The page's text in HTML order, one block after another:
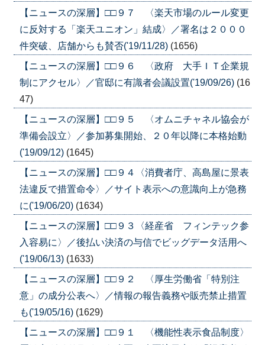
【ニュースの深層】□□９７ 〈楽天市場のルール変更
に反対する「楽天ユニオン」結成〉／署名は２０００
件突破、店舗からも賛否('19/11/28) (1656)
【ニュースの深層】□□９６ 〈政府 大手ＩＴ企業規
制にアクセル〉／官邸に有識者会議設置('19/09/26) (16
47)
【ニュースの深層】□□９５ 〈オムニチャネル協会が
準備会設立〉／参加募集開始、２０年以降に本格始動
('19/09/12) (1645)
【ニュースの深層】□□９４〈消費者庁、高島屋に景表
法違反で措置命令〉／サイト表示への意識向上が急務
に('19/06/20) (1634)
【ニュースの深層】□□９３〈経産省 フィンテック参
入容易に〉／後払い決済の与信でビッグデータ活用へ
('19/06/13) (1633)
【ニュースの深層】□□９２ 〈厚生労働省「特別注
意」の成分公表へ〉／情報の報告義務や販売禁止措置
も('19/05/16) (1629)
【ニュースの深層】□□９１ 〈機能性表示食品制度〉